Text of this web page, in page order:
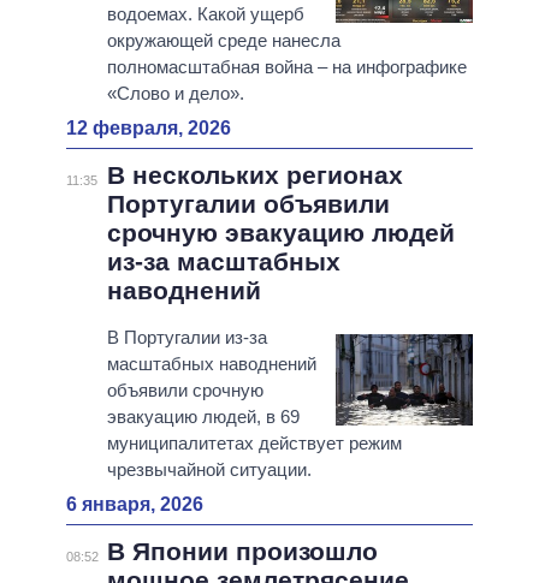
водоемах. Какой ущерб
окружающей среде нанесла
полномасштабная война – на инфографике
«Слово и дело».
12 февраля, 2026
11:35
В нескольких регионах
Португалии объявили
срочную эвакуацию людей
из-за масштабных
наводнений
В Португалии из-за
масштабных наводнений
объявили срочную
эвакуацию людей, в 69
муниципалитетах действует режим
чрезвычайной ситуации.
6 января, 2026
08:52
В Японии произошло